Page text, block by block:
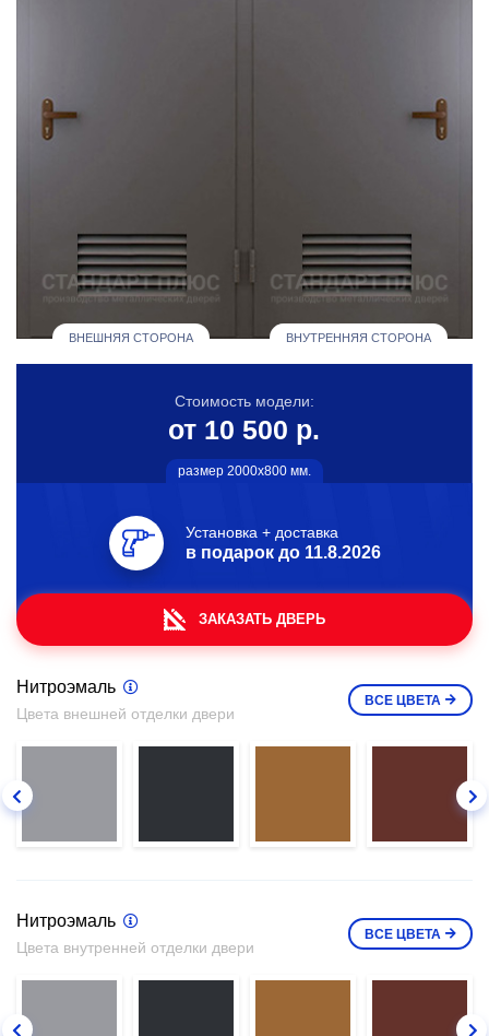
ВНЕШНЯЯ СТОРОНА ВНУТРЕННЯЯ СТОРОНА
Стоимость модели:
от 10 500 р.
размер 2000х800 мм.
Установка + доставка
в подарок до 11.8.2026
ЗАКАЗАТЬ ДВЕРЬ
Нитроэмаль
Цвета внешней отделки двери
ВСЕ ЦВЕТА
Нитроэмаль
Цвета внутренней отделки двери
ВСЕ ЦВЕТА